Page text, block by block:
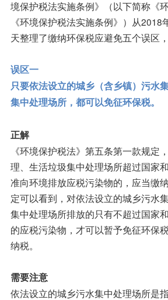
境保护税法实施条例》（以下简称《
《环境保护税法实施条例》）从2018
天整理了缴纳环保税应避免五个误区
误区一
只要依法设立的城乡（含乡镇）污水
集中处理场所，都可以免征环保税。
正解
《环境保护税法》第五条第一款规定
理、生活垃圾集中处理场所超过国家
准向环境排放应税污染物的，应当缴
定可以看到，对依法设立的城乡污水
集中处理场所排放的只有不超过国家
的应税污染物，才可以暂予免征环保
纳税。
需要注意
依法设立的城乡污水集中处理场所是